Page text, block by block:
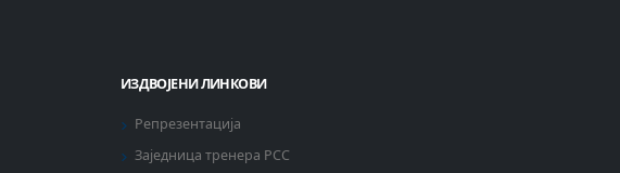
ИЗДВОЈЕНИ ЛИНКОВИ
Репрезентација
Заједница тренера РСС